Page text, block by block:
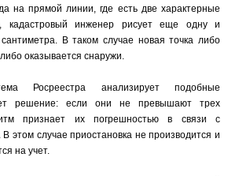
на прямой линии, где есть две характерные
кадастровый инженер рисует еще одну и
В таком случае новая точка либо
оказывается снаружи.
Росреестра анализирует подобные
решение: если они не превышают трех
признает их погрешностью в связи с
В этом случае приостановка не производится и
на учет.